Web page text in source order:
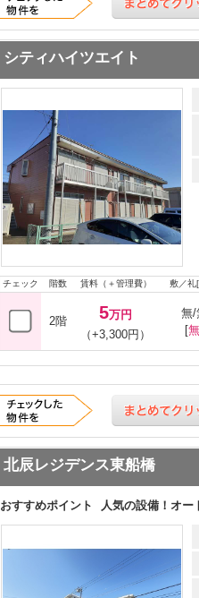
シティハイツエイト
チェック 階数 賃料（＋管理費） 敷／礼
2階 5万円
（+3,300円）
無/
[無
北辰レジデンス東船橋
おすすめポイント 人気の設備！オー